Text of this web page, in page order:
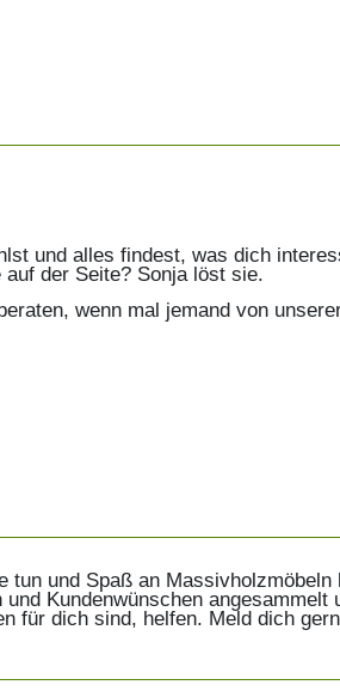
und alles findest, was dich
der Seite? Sonja löst sie.
wenn mal jemand von
und Spaß an
Kundenwünschen
für dich sind, helfen. Meld dich